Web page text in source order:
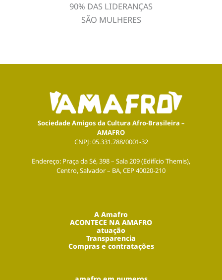
90% DAS LIDERANÇAS
SÃO MULHERES
Sociedade Amigos da Cultura Afro-Brasileira –
AMAFRO
CNPJ: 05.331.788/0001-32
Endereço: Praça da Sé, 398 – Sala 209 (Edifício Themis),
Centro, Salvador – BA, CEP 40020-210
A Amafro
ACONTECE NA AMAFRO
atuação
Transparencia
Compras e contratações